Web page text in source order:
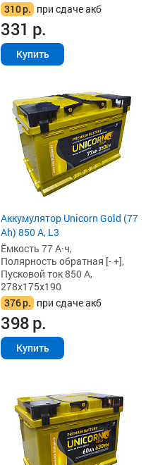
310р. при сдаче акб
331 р.
Купить
Аккумулятор Unicorn Gold (77
Ah) 850 А, L3
Ёмкость 77 А·ч,
Полярность обратная [- +],
Пусковой ток 850 А,
278x175x190
376р. при сдаче акб
398р.
Купить